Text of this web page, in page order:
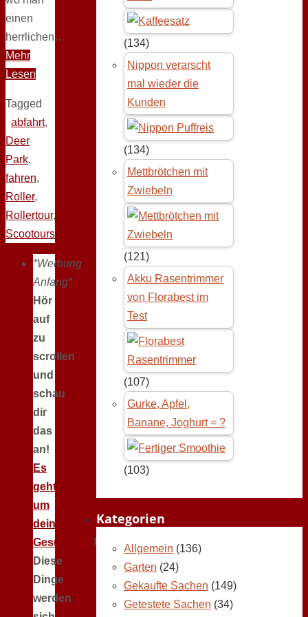
einen
herrlichen…
Mehr
Lesen
Tagged
abfahrt,
Deer
Park,
fahren,
Roller,
Rollertour,
Scootours
*Werbung
Anfang*
Hör
auf
zu
scrollen
und
schau
dir
das
an!
Es
geht
um
deine
Gesundheit !
Diese
Dinge
werden
(134)
Nippon verarscht
mal wieder die
Kunden
(134)
Mettbrötchen mit
Zwiebeln
(121)
Akku Rasentrimmer
von Florabest im
Test
(107)
Gurke, Apfel,
Banane, Joghurt = ?
(103)
Kategorien
Allgemein (136)
Garten (24)
Gekaufte Sachen (149)
Getestete Sachen (34)